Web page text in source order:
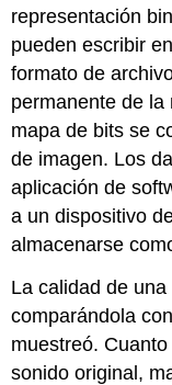
representación
pueden escribir
formato de
permanente de
mapa de bits se
de imagen. Los
aplicación de
a un dispositivo
almacenarse
La calidad de
comparándola
muestreó.
sonido original,